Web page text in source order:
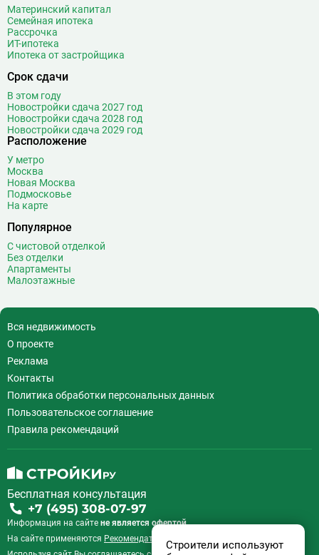
Материнский капитал
Семейная ипотека
Рассрочка
ИТ-ипотека
Ипотека от застройщика
Срок сдачи
В этом году
Новостройки сдача 2027 год
Новостройки сдача 2028 год
Новостройки сдача 2029 год
Расположение
У метро
Москва
Новая Москва
Подмосковье
На карте
Популярное
С чистовой отделкой
Без отделки
Апартаменты
Малоэтажные
Вся недвижимость
О проекте
Реклама
Контакты
Политика обработки персональных данных
Пользовательское соглашение
Правила рекомендаций
Бесплатная консультация
+7 (495) 308-07-97
Информация на сайте не является офертой.
На сайте применяются Рекомендательные технологии
Строители используют